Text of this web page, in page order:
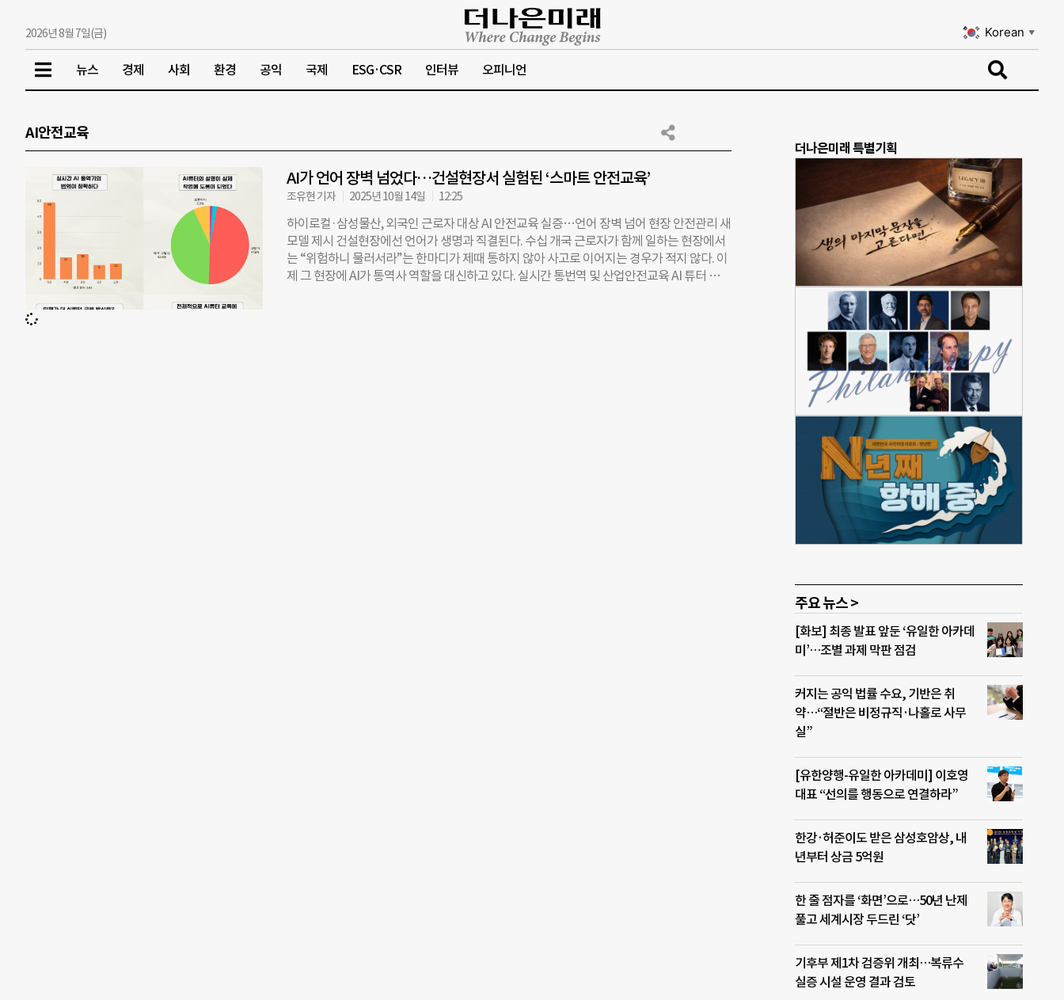
2026년 8월 7일(금) Korean ▼
뉴스 경제 사회 환경 공익 국제 ESG·CSR 인터뷰 오피니언
AI안전교육
AI가 언어 장벽 넘었다…건설현장서 실험된 ‘스마트 안전교육’
조유현 기자 2025년 10월 14일 12:25
하이로컬·삼성물산, 외국인 근로자 대상 AI 안전교육 실증…언어 장벽 넘어 현장 안전관리 새
모델 제시 건설현장에선 언어가 생명과 직결된다. 수십 개국 근로자가 함께 일하는 현장에서
는 “위험하니 물러서라”는 한마디가 제때 통하지 않아 사고로 이어지는 경우가 적지 않다. 이
제 그 현장에 AI가 통역사 역할을 대신하고 있다. 실시간 통번역 및 산업안전교육 AI 튜터 전문
더나은미래 특별기획
주요 뉴스 >
[화보] 최종 발표 앞둔 ‘유일한 아카데
미’…조별 과제 막판 점검
커지는 공익 법률 수요, 기반은 취
약…“절반은 비정규직·나홀로 사무
실”
[유한양행-유일한 아카데미] 이호영
대표 “선의를 행동으로 연결하라”
한강·허준이도 받은 삼성호암상, 내
년부터 상금 5억원
한 줄 점자를 ‘화면’으로…50년 난제
풀고 세계시장 두드린 ‘닷’
기후부 제1차 검증위 개최…복류수
실증 시설 운영 결과 검토